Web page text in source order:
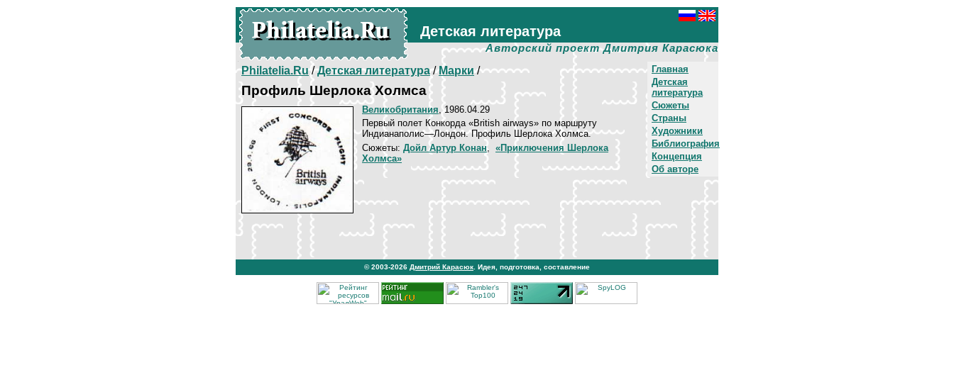
Детская литература
Авторский проект Дмитрия Карасюка
Главная
Детская
литература
Сюжеты
Страны
Художники
Библиография
Концепция
Об авторе
Philatelia.Ru/Детская литература/Марки/
Профиль Шерлока Холмса
Великобритания, 1986.04.29
Первый полет Конкорда «British airways» по маршруту
Индианаполис—Лондон. Профиль Шерлока Холмса.
Сюжеты: Дойл Артур Конан, «Приключения Шерлока
Холмса»
© 2003-2026 Дмитрий Карасюк . Идея, подготовка, составление